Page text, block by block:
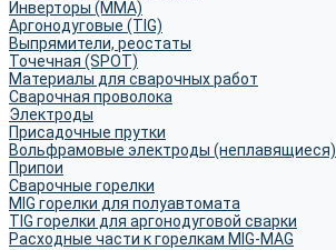
Инверторы (MMA)
Аргонодуговые (TIG)
Выпрямители, реостаты
Точечная (SPOT)
Материалы для сварочных работ
Сварочная проволока
Электроды
Присадочные прутки
Вольфрамовые электроды (неплавящиеся)
Припои
Сварочные горелки
MIG горелки для полуавтомата
TIG горелки для аргонодуговой сварки
Расходные части к горелкам MIG-MAG